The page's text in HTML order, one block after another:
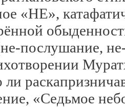
«НЕ»,
не-
ли
«Седьмое